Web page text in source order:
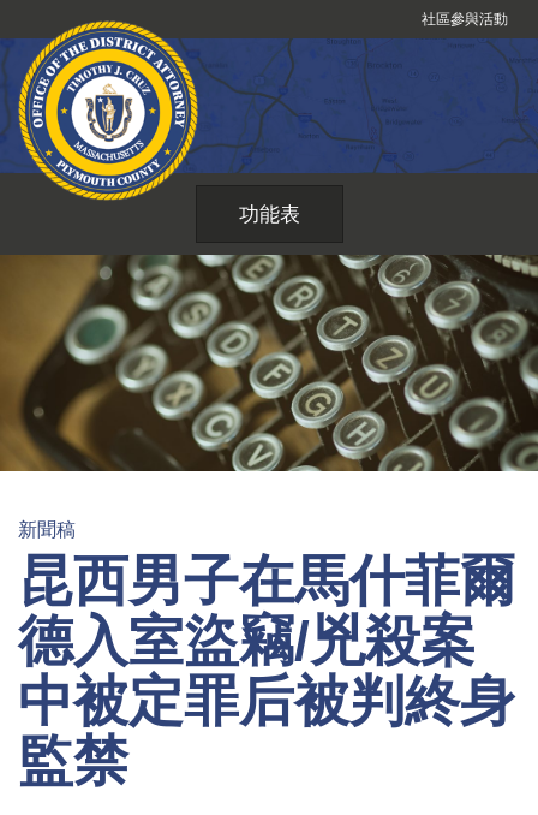
到
內
社區參與活動
功能表
新聞稿
昆西男子在馬什菲爾
德入室盜竊/兇殺案
中被定罪后被判終身
監禁